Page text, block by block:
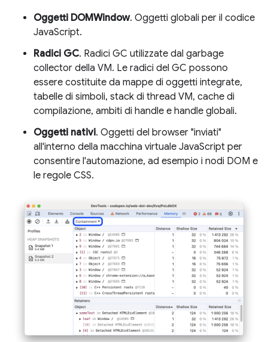
Oggetti DOMWindow. Oggetti globali per il codice
JavaScript.
Radici GC. Radici GC utilizzate dal garbage
collector della VM. Le radici del GC possono
essere costituite da mappe di oggetti integrate,
tabelle di simboli, stack di thread VM, cache di
compilazione, ambiti di handle e handle globali.
Oggetti nativi. Oggetti del browser "inviati"
all'interno della macchina virtuale JavaScript per
consentire l'automazione, ad esempio i nodi DOM e
le regole CSS.